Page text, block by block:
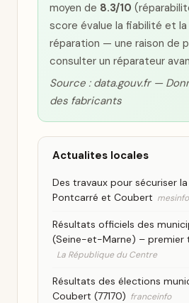
moyen de 8.3/10
score évalue la fiabilité et
réparation — une raison de
consulter un réparateur
Source : data.gouv.fr —
des fabricants
Actualites locales
Des travaux pour sécuriser la
Pontcarré et Coubert
Résultats officiels des
(Seine-et-Marne) – premier
La République du Centre
Résultats des élections
Coubert (77170) franceinfo